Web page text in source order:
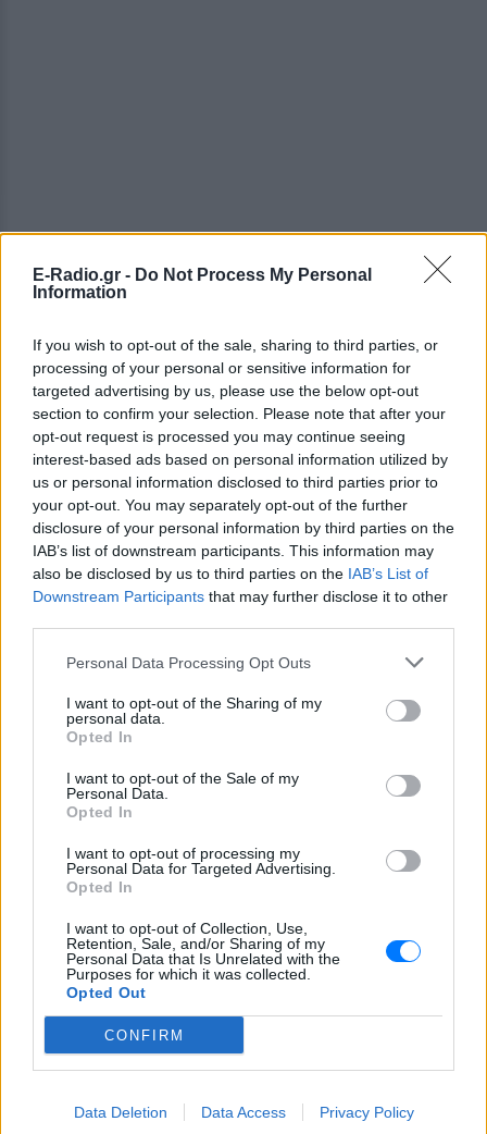
E-Radio.gr - Do Not Process My Personal
Information
If you wish to opt-out of the sale, sharing to third parties, or
processing of your personal or sensitive information for
targeted advertising by us, please use the below opt-out
section to confirm your selection. Please note that after your
opt-out request is processed you may continue seeing
interest-based ads based on personal information utilized by
us or personal information disclosed to third parties prior to
your opt-out. You may separately opt-out of the further
disclosure of your personal information by third parties on the
IAB’s list of downstream participants. This information may
also be disclosed by us to third parties on the IAB’s List of
Downstream Participants that may further disclose it to other
Personal Data Processing Opt Outs
I want to opt-out of the Sharing of my
personal data.
Opted In
I want to opt-out of the Sale of my
Personal Data.
Opted In
I want to opt-out of processing my
Personal Data for Targeted Advertising.
Opted In
I want to opt-out of Collection, Use,
Retention, Sale, and/or Sharing of my
Personal Data that Is Unrelated with the
Purposes for which it was collected.
Opted Out
CONFIRM
Data Deletion Data Access Privacy Policy
ΔΙΑΦΗΜΙΣΗ
Ακολουθήστε το E-Radio.gr στοGoogle News
και μάθετε πρώτοι
Για ακόμη περισσότερανέα, μπείτε στηνροή
ειδήσεωντου E-Daily.gr
Ακολουθήστε το E-Radio.gr και στο Instagram